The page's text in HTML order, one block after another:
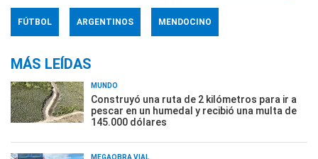
FÚTBOL ARGENTINOS MENDOCINO
MÁS LEÍDAS
MUNDO
Construyó una ruta de 2 kilómetros para ir a
pescar en un humedal y recibió una multa de
145.000 dólares
MEGAOBRA VIAL